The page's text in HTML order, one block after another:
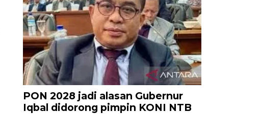
PON 2028 jadi alasan Gubernur
Iqbal didorong pimpin KONI NTB